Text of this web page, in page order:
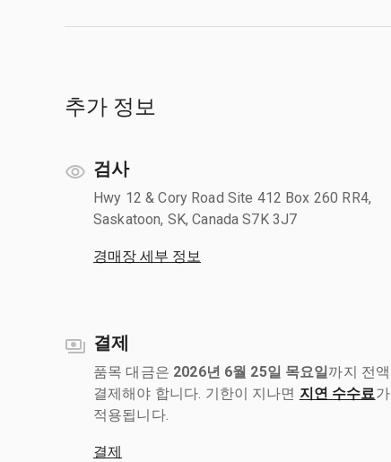
추가 정보
검사
Hwy 12 & Cory Road Site 412 Box 260 RR4,
Saskatoon, SK, Canada S7K 3J7
경매장 세부 정보
결제
품목 대금은 2026년 6월 25일 목요일까지 전액
결제해야 합니다. 기한이 지나면 지연 수수료 가
적용됩니다.
결제